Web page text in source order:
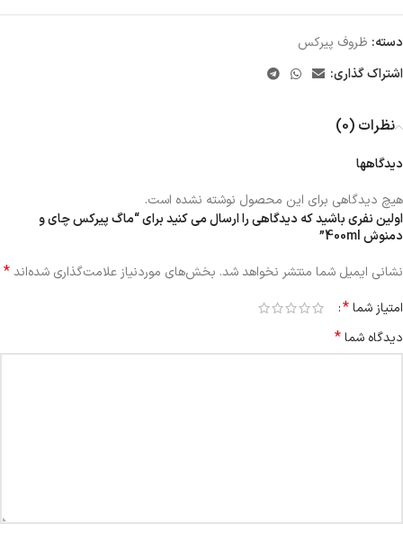
دسته: ظروف پیرکس
اشتراک گذاری:
نظرات (0)
دیدگاهها
هیچ دیدگاهی برای این محصول نوشته نشده است.
اولین نفری باشید که دیدگاهی را ارسال می کنید برای “ماگ پیرکس چای و
دمنوش 400ml”
نشانی ایمیل شما منتشر نخواهد شد. بخش‌های موردنیاز علامت‌گذاری شده‌اند*
امتیاز شما*
دیدگاه شما*